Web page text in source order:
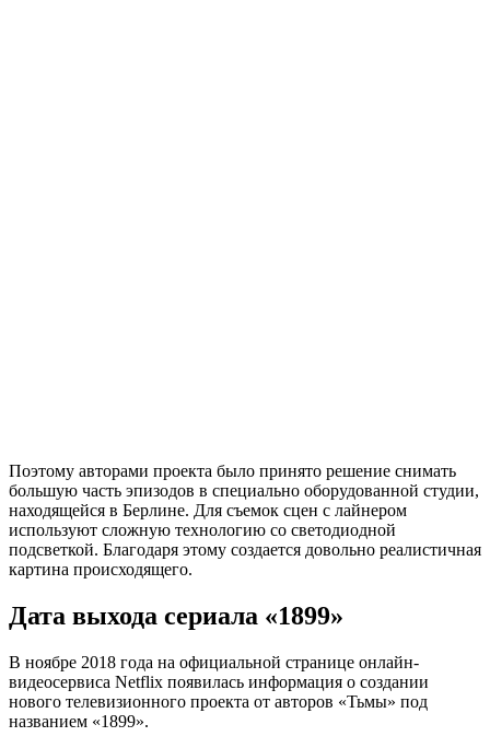
Поэтому авторами проекта было принято решение снимать
большую часть эпизодов в специально оборудованной студии,
находящейся в Берлине. Для съемок сцен с лайнером
используют сложную технологию со светодиодной
подсветкой. Благодаря этому создается довольно реалистичная
картина происходящего.
Дата выхода сериала «1899»
В ноябре 2018 года на официальной странице онлайн-
видеосервиса Netflix появилась информация о создании
нового телевизионного проекта от авторов «Тьмы» под
названием «1899».